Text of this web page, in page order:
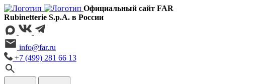
Официальный сайт FAR
Rubinetterie S.p.A. в России
info@far.ru
+7 (499) 281 66 13